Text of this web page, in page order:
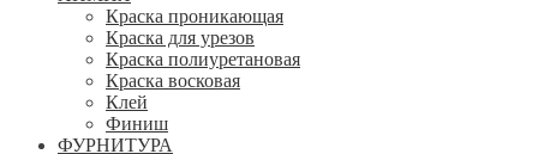
Краска проникающая
Краска для урезов
Краска полиуретановая
Краска восковая
Клей
Финиш
ФУРНИТУРА